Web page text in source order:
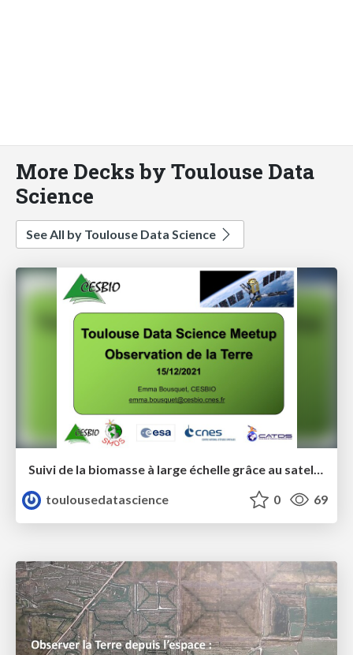
More Decks by Toulouse Data
Science
See All by Toulouse Data Science
Suivi de la biomasse à large échelle grâce au satellite SMOS - Toulouse Data Science - Emma Bousquet
toulousedatascience
0 69